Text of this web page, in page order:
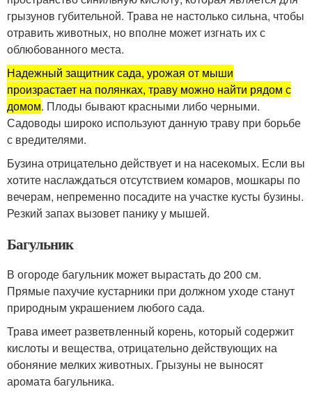
грызунов губительной. Трава не настолько сильна, чтобы
отравить животных, но вполне может изгнать их с
облюбованного места.
Надежный защитник сада, урожая от мыши
произрастает на полянках, траву можно найти рядом с
домом. Плоды бывают красными либо черными.
Садоводы широко используют данную траву при борьбе
с вредителями.
Бузина отрицательно действует и на насекомых. Если вы
хотите наслаждаться отсутствием комаров, мошкары по
вечерам, непременно посадите на участке кусты бузины.
Резкий запах вызовет панику у мышей.
Багульник
В огороде багульник может вырастать до 200 см.
Прямые пахучие кустарники при должном уходе станут
природным украшением любого сада.
Трава имеет разветвленный корень, который содержит
кислоты и вещества, отрицательно действующих на
обоняние мелких животных. Грызуны не выносят
аромата багульника.